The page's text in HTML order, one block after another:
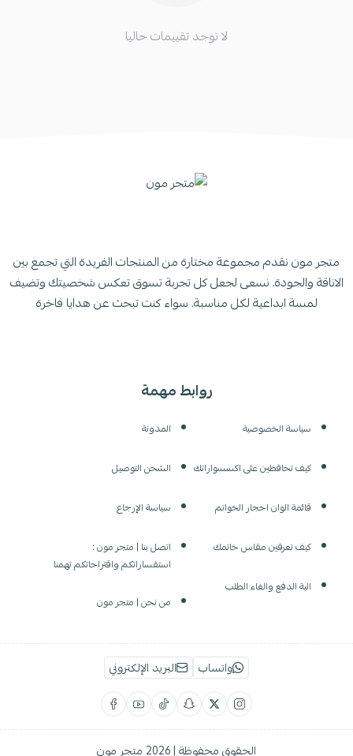
لا توجد تقييمات حاليا
روابط مهمة
سياسة الخصوصية
كيف تحافظين على اكسسواراتك
قائمة الوان احجار الخواتم
كيف تعرفين مقاس خاتمك
الية الدفع والغاء الطلب
المدونة
الشحن التوصيل
سياسة الإرجاع
اتصل بنا | متجر مون :
استفساراتكم واقتراحاتكم تهمنا
من نحن | متجر مون
متجر مون نقدم مجموعة مختارة من المنتجات الفريدة التي تجمع بين
الاناقة والجودة. نسعى لجعل كل تجربة تسوق تعكس شخصيتك وتضيف
لمسة ابداعية لكل مناسبة. سواء كنت تبحث عن هدايا فاخرة
واتساب البريد الإلكتروني
الحقوق محفوظة | 2026 متجر مون